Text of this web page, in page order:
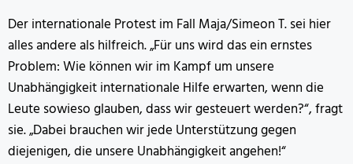
Der internationale Protest im Fall Maja/Simeon T. sei hier
alles andere als hilfreich. „Für uns wird das ein ernstes
Problem: Wie können wir im Kampf um unsere
Unabhängigkeit internationale Hilfe erwarten, wenn die
Leute sowieso glauben, dass wir gesteuert werden?“, fragt
sie. „Dabei brauchen wir jede Unterstützung gegen
diejenigen, die unsere Unabhängigkeit angehen!“